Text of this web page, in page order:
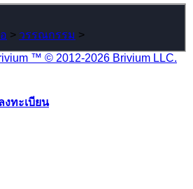
> วรรณกรรม >
™ © 2012-2026 Brivium LLC.
งทะเบียน